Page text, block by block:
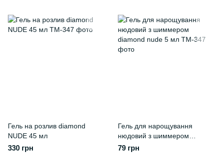
Гель на розлив diamond
NUDE 45 мл
330 грн
Гель для нарощування
нюдовий з шиммером
diamond nude 5 мл
79 грн